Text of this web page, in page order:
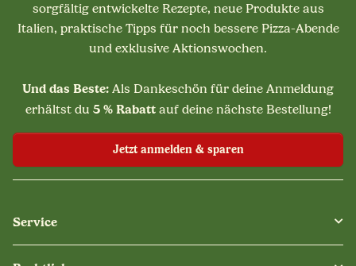
sorgfältig entwickelte Rezepte, neue Produkte aus
Italien, praktische Tipps für noch bessere Pizza-Abende
und exklusive Aktionswochen.
Und das Beste: Als Dankeschön für deine Anmeldung
erhältst du 5 % Rabattauf deine nächste Bestellung!
Jetzt anmelden & sparen
Service